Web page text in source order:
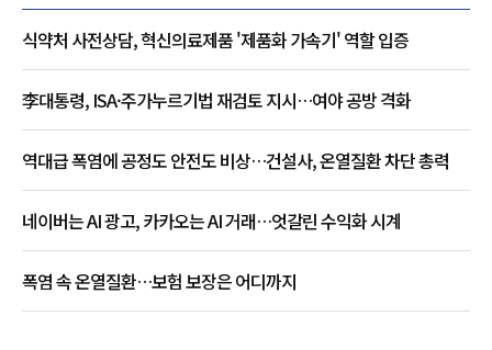
식약처 사전상담, 혁신의료제품 '제품화 가속기' 역할 입증
李대통령, ISA·주가누르기법 재검토 지시…여야 공방 격화
역대급 폭염에 공정도 안전도 비상…건설사, 온열질환 차단 총력
네이버는 AI 광고, 카카오는 AI 거래…엇갈린 수익화 시계
폭염 속 온열질환…보험 보장은 어디까지